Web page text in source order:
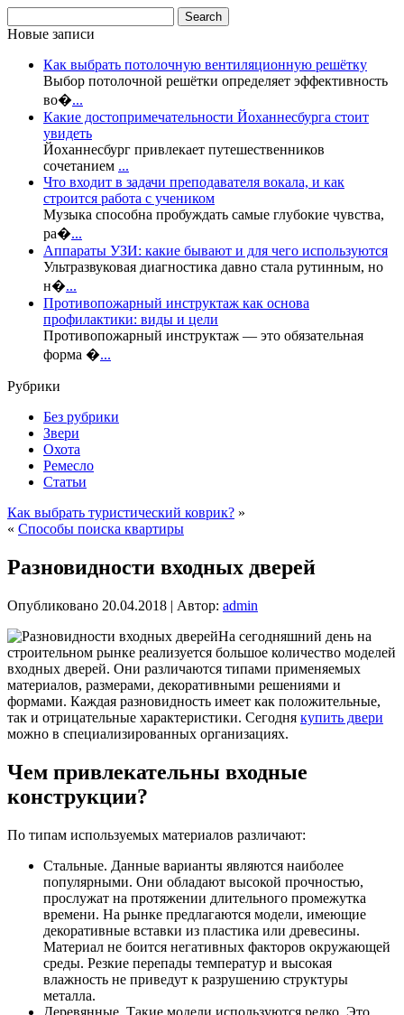
Новые записи
Как выбрать потолочную вентиляционную решётку
Выбор потолочной решётки определяет эффективность
во�...
Какие достопримечательности Йоханнесбурга стоит
увидеть
Йоханнесбург привлекает путешественников
сочетанием ...
Что входит в задачи преподавателя вокала, и как
строится работа с учеником
Музыка способна пробуждать самые глубокие чувства,
ра�...
Аппараты УЗИ: какие бывают и для чего используются
Ультразвуковая диагностика давно стала рутинным, но
н�...
Противопожарный инструктаж как основа
профилактики: виды и цели
Противопожарный инструктаж — это обязательная
форма �...
Рубрики
Без рубрики
Звери
Охота
Ремесло
Статьи
Как выбрать туристический коврик? »
« Способы поиска квартиры
Разновидности входных дверей
Опубликовано 20.04.2018 | Автор: admin
На сегодняшний день на
строительном рынке реализуется большое количество моделей
входных дверей. Они различаются типами применяемых
материалов, размерами, декоративными решениями и
формами. Каждая разновидность имеет как положительные,
так и отрицательные характеристики. Сегодня купить двери
можно в специализированных организациях.
Чем привлекательны входные
конструкции?
По типам используемых материалов различают:
Стальные. Данные варианты являются наиболее
популярными. Они обладают высокой прочностью,
прослужат на протяжении длительного промежутка
времени. На рынке предлагаются модели, имеющие
декоративные вставки из пластика или древесины.
Материал не боится негативных факторов окружающей
среды. Резкие перепады температур и высокая
влажность не приведут к разрушению структуры
металла.
Деревянные. Такие модели используются редко. Это